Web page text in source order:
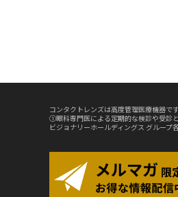
コンタクトレンズは高度管理医療機器で
①眼科専門医による定期的な検診や受診
ビジョナリーホールディングス グルー